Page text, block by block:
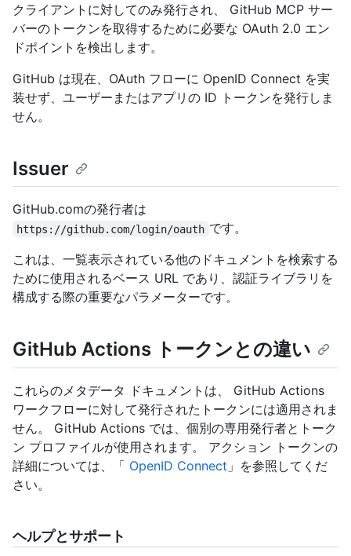
クライアントに対してのみ発行され、 GitHub MCP サー
バーのトークンを取得するために必要な OAuth 2.0 エン
ドポイントを検出します。
GitHub は現在、OAuth フローに OpenID Connect を実
装せず、ユーザーまたはアプリの ID トークンを発行しま
せん。
Issuer
GitHub.comの発行者は
https://github.com/login/oauth です。
これは、一覧表示されている他のドキュメントを検索する
ために使用されるベース URL であり、認証ライブラリを
構成する際の重要なパラメーターです。
GitHub Actions トークンとの違い
これらのメタデータ ドキュメントは、 GitHub Actions
ワークフローに対して発行されたトークンには適用されま
せん。 GitHub Actions では、個別の専用発行者とトーク
ン プロファイルが使用されます。 アクション トークンの
詳細については、「 OpenID Connect 」を参照してくだ
さい。
ヘルプとサポート